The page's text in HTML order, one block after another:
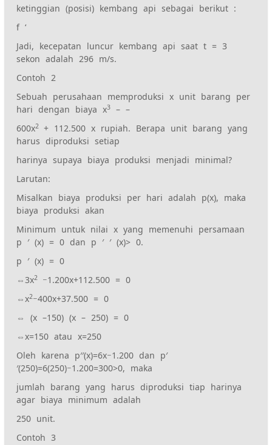
ketinggian (posisi) kembang api sebagai berikut :
f ‘
Jadi, kecepatan luncur kembang api saat t = 3
sekon adalah 296 m/s.
Contoh 2
Sebuah perusahaan memproduksi x unit barang per
hari dengan biaya x3
– –
600x2 + 112.500 x rupiah. Berapa unit barang yang
harus diproduksi setiap
harinya supaya biaya produksi menjadi minimal?
Larutan:
Misalkan biaya produksi per hari adalah p(x), maka
biaya produksi akan
Minimum untuk nilai x yang memenuhi persamaan
p ′ (x) = 0 dan p ′ ′ (x)> 0.
p ′ (x) = 0
⇔3x2 −1.200x+112.500 = 0
⇔x2−400x+37.500 = 0
⇔ (x –150) (x – 250) = 0
⇔x=150 atau x=250
Oleh karena p′′(x)=6x−1.200 dan p′
′(250)=6(250)−1.200=300>0, maka
jumlah barang yang harus diproduksi tiap harinya
agar biaya minimum adalah
250 unit.
Contoh 3